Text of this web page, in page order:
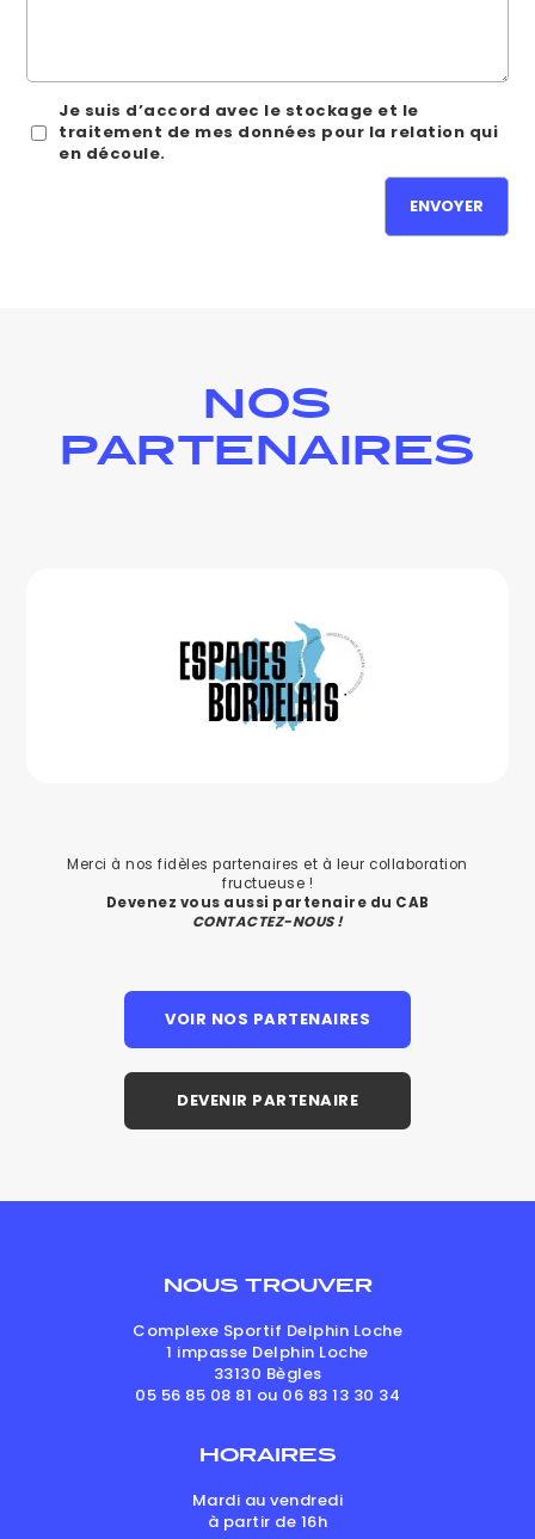
Je suis d’accord avec le stockage et le
traitement de mes données pour la relation qui
en découle.
NOS
PARTENAIRES
Merci à nos fidèles partenaires et à leur collaboration
fructueuse !
Devenez vous aussi partenaire du CAB
NOUS TROUVER
Complexe Sportif Delphin Loche
1 impasse Delphin Loche
33130Bègles
HORAIRES
Mardi au vendredi